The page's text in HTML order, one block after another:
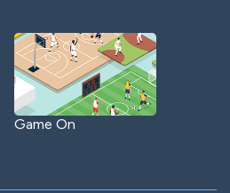
Game On